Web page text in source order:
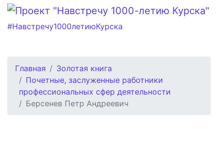
#Навстречу1000летиюКурска
Главная
Золотая книга
Почетные, заслуженные работники
профессиональных сфер деятельности
Берсенев Петр Андреевич